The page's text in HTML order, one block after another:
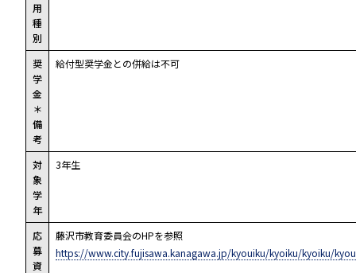
用
種
別
奨
学
金
＊
備
考
給付型奨学金との併給は不可
対
象
学
年
3年生
応
募
資
藤沢市教育委員会のHPを参照
https://www.city.fujisawa.kanagawa.jp/kyouiku/kyoiku/kyoiku/